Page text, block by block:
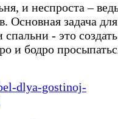
и неспроста –
Основная задача для
- это создать
и бодро